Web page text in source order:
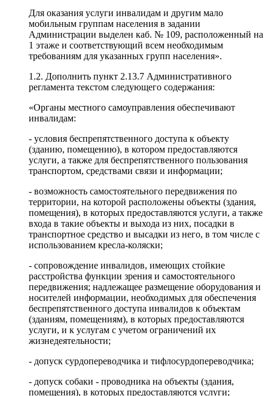
Для оказания услуги инвалидам и другим мало
мобильным группам населения в задании
Администрации выделен каб. № 109, расположенный на
1 этаже и соответствующий всем необходимым
требованиям для указанных групп населения».
1.2. Дополнить пункт 2.13.7 Административного
регламента текстом следующего содержания:
«Органы местного самоуправления обеспечивают
инвалидам:
- условия беспрепятственного доступа к объекту
(зданию, помещению), в котором предоставляются
услуги, а также для беспрепятственного пользования
транспортом, средствами связи и информации;
- возможность самостоятельного передвижения по
территории, на которой расположены объекты (здания,
помещения), в которых предоставляются услуги, а также
входа в такие объекты и выхода из них, посадки в
транспортное средство и высадки из него, в том числе с
использованием кресла-коляски;
- сопровождение инвалидов, имеющих стойкие
расстройства функции зрения и самостоятельного
передвижения; надлежащее размещение оборудования и
носителей информации, необходимых для обеспечения
беспрепятственного доступа инвалидов к объектам
(зданиям, помещениям), в которых предоставляются
услуги, и к услугам с учетом ограничений их
жизнедеятельности;
- допуск сурдопереводчика и тифлосурдопереводчика;
- допуск собаки - проводника на объекты (здания,
помещения), в которых предоставляются услуги;